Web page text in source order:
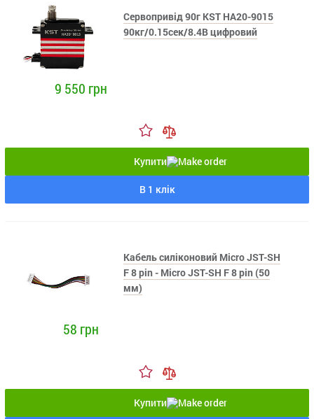
Сервопривід 90г KST HA20-9015
90кг/0.15сек/8.4В цифровий
9 550 грн
Купити
В 1 клік
Кабель силіконовий Micro JST-SH
F 8 pin - Micro JST-SH F 8 pin (50
мм)
58 грн
Купити